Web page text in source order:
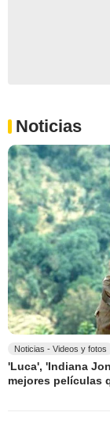
Noticias
Noticias - Videos y fotos
'Luca', 'Indiana
mejores películas